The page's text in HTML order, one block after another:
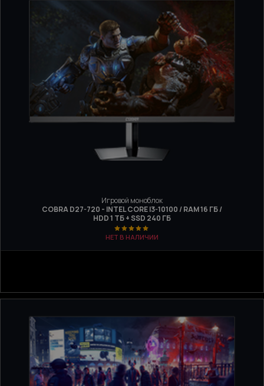
Игровой моноблок
COBRA D27-720 - INTEL CORE I3-10100 / RAM 16 ГБ /
HDD 1 ТБ + SSD 240 ГБ
НЕТ В НАЛИЧИИ